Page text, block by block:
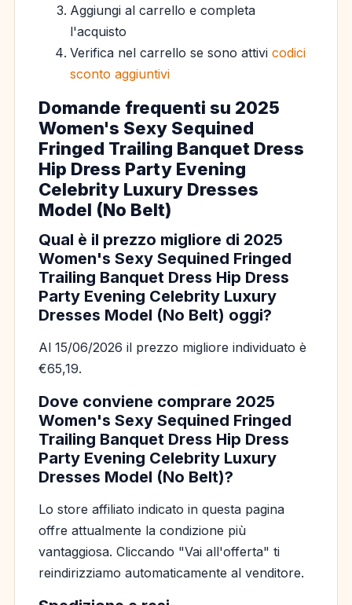
Aggiungi al carrello e completa
l'acquisto
Verifica nel carrello se sono attivi codici
sconto aggiuntivi
Domande frequenti su 2025
Women's Sexy Sequined
Fringed Trailing Banquet Dress
Hip Dress Party Evening
Celebrity Luxury Dresses
Model (No Belt)
Qual è il prezzo migliore di 2025
Women's Sexy Sequined Fringed
Trailing Banquet Dress Hip Dress
Party Evening Celebrity Luxury
Dresses Model (No Belt) oggi?
Al 15/06/2026 il prezzo migliore individuato è
€65,19.
Dove conviene comprare 2025
Women's Sexy Sequined Fringed
Trailing Banquet Dress Hip Dress
Party Evening Celebrity Luxury
Dresses Model (No Belt)?
Lo store affiliato indicato in questa pagina
offre attualmente la condizione più
vantaggiosa. Cliccando "Vai all'offerta" ti
reindirizziamo automaticamente al venditore.